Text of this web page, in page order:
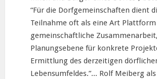
“Für die Dorfgemeinschaften dient
Teilnahme oft als eine Art
gemeinschaftliche
Planungsebene für konkrete
Ermittlung des derzeitigen
Lebensumfeldes.”... Rolf Meiberg als